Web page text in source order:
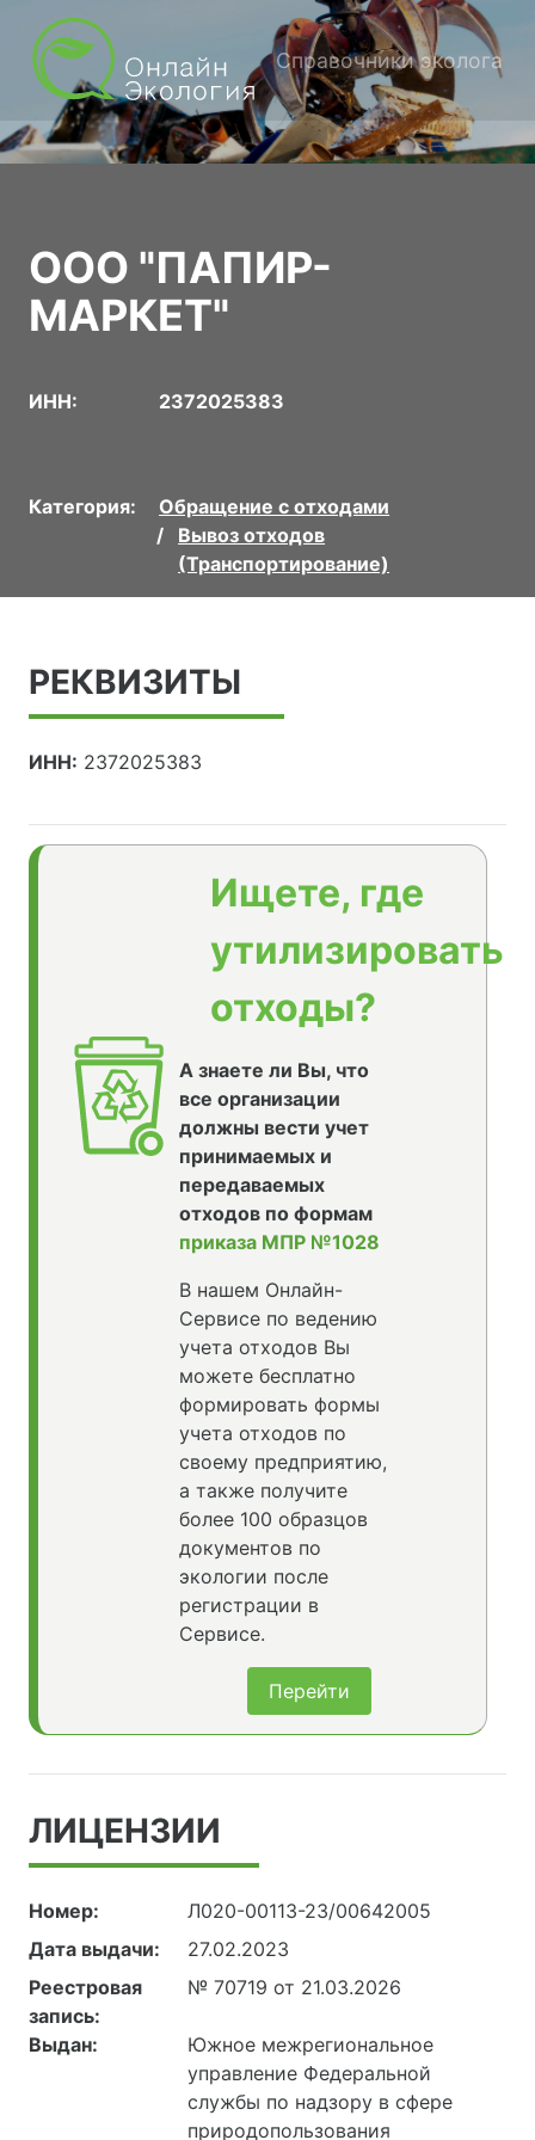
Справочники эколога
ООО "ПАПИР-
МАРКЕТ"
ИНН: 2372025383
Категория:
Обращение с отходами
Вывоз отходов
(Транспортирование)
РЕКВИЗИТЫ
ИНН: 2372025383
Ищете, где
утилизировать
отходы?
А знаете ли Вы, что
все организации
должны вести учет
принимаемых и
передаваемых
отходов по формам
приказа МПР №1028
В нашем Онлайн-
Сервисе по ведению
учета отходов Вы
можете бесплатно
формировать формы
учета отходов по
своему предприятию,
а также получите
более 100 образцов
документов по
экологии после
регистрации в
Сервисе.
Перейти
ЛИЦЕНЗИИ
Номер:
Л020-00113-23/00642005
Дата выдачи:
27.02.2023
Реестровая
запись:
№ 70719 от 21.03.2026
Выдан:
Южное межрегиональное
управление Федеральной
службы по надзору в сфере
природопользования